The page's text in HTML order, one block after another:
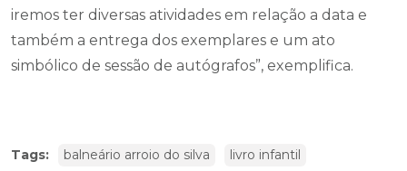
iremos ter diversas atividades em relação a data e
também a entrega dos exemplares e um ato
simbólico de sessão de autógrafos”, exemplifica.
Tags: balneário arroio do silva
livro infantil